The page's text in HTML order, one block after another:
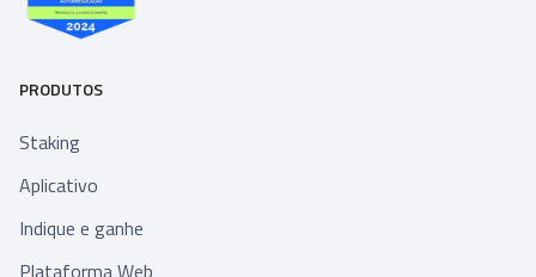
PRODUTOS
Staking
Aplicativo
Indique e ganhe